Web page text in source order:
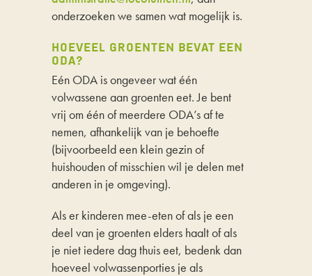
onderzoeken we samen wat mogelijk is.
HOEVEEL GROENTEN BEVAT EEN
ODA?
Eén ODA is ongeveer wat één
volwassene aan groenten eet. Je bent
vrij om één of meerdere ODA’s af te
nemen, afhankelijk van je behoefte
(bijvoorbeeld een klein gezin of
huishouden of misschien wil je delen met
anderen in je omgeving).
Als er kinderen mee-eten of als je een
deel van je groenten elders haalt of als
je niet iedere dag thuis eet, bedenk dan
hoeveel volwassenporties je als